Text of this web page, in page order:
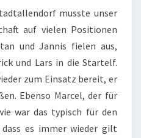
musste unser
auf vielen Positionen
und Jannis fielen aus,
und Lars in die Startelf.
zum Einsatz bereit, er
Ebenso Marcel, der für
war das typisch für den
dass es immer wieder gilt